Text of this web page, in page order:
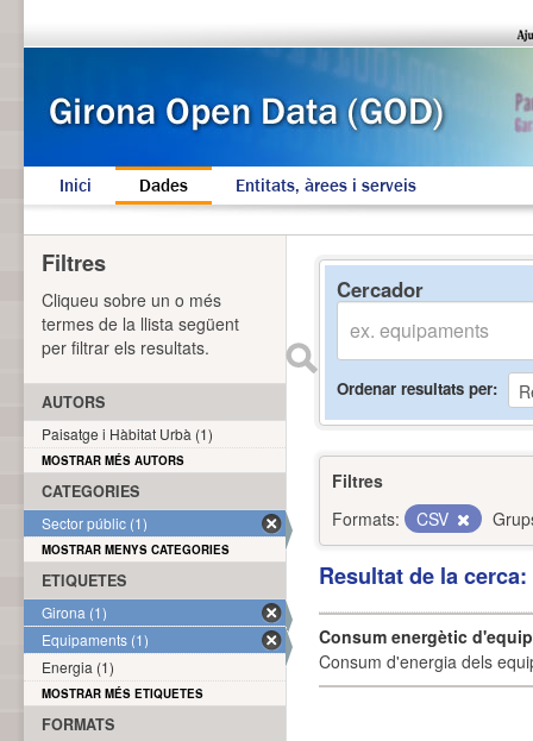
Inici Dades Entitats, àrees i serveis
Cercador
Ordenar resultats per
Filtres
Formats:
CSV
Resultat de la
Consum energètic
Consum d'energia dels
Filtres
Cliqueu sobre un o més
termes de la llista següent
per filtrar els resultats.
AUTORS
Paisatge i Hàbitat Urbà (1)
MOSTRAR MÉS AUTORS
CATEGORIES
Sector públic (1)
MOSTRAR MENYS CATEGORIES
ETIQUETES
Girona (1)
Equipaments (1)
Energia (1)
MOSTRAR MÉS ETIQUETES
FORMATS